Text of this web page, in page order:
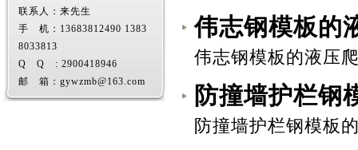
联系人：来先生
手 机：13683812490 1383
8033813
Q Q : 2900418946
邮 箱：gywzmb@163.com
伟志钢模板的
伟志钢模板的液压
防撞墙护栏钢
防撞墙护栏钢模板